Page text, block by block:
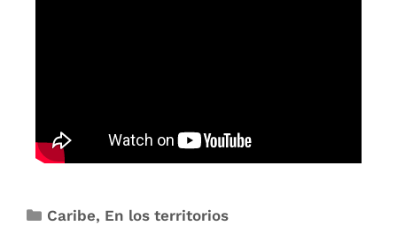
Caribe, En los territorios